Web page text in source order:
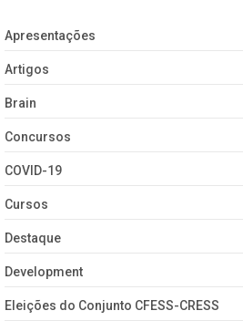
Apresentações
Artigos
Brain
Concursos
COVID-19
Cursos
Destaque
Development
Eleições do Conjunto CFESS-CRESS